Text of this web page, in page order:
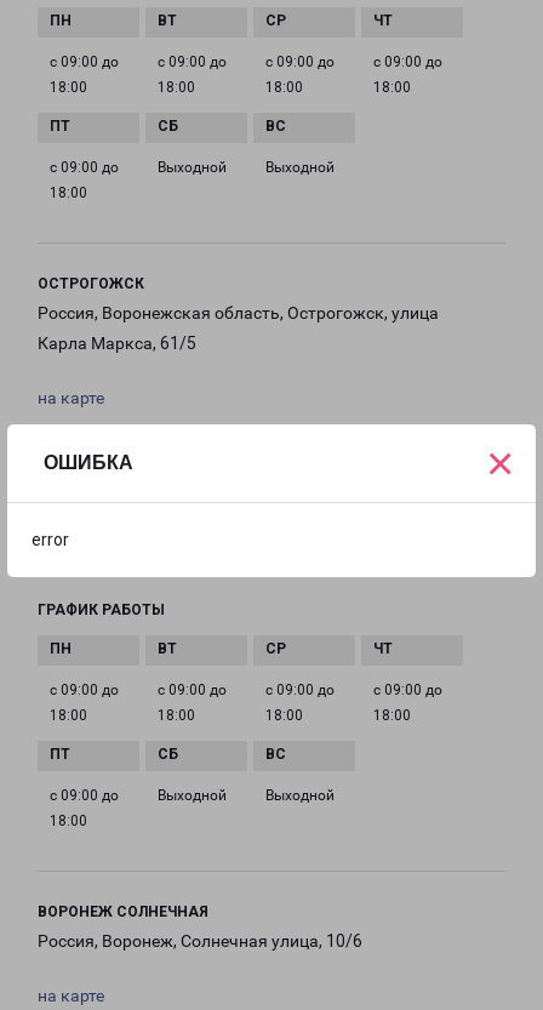
ОШИБКА
error
×
с 09:00 до
18:00
с 09:00 до
18:00
с 09:00 до
18:00
с 09:00 до
18:00
с 09:00 до
18:00
Выходной Выходной
ОСТРОГОЖСК
Россия, Воронежская область, Острогожск, улица
Карла Маркса, 61/5
на карте
ГРАФИК РАБОТЫ
с 09:00 до
18:00
с 09:00 до
18:00
с 09:00 до
18:00
с 09:00 до
18:00
с 09:00 до
18:00
Выходной Выходной
ВОРОНЕЖ СОЛНЕЧНАЯ
Россия, Воронеж, Солнечная улица, 10/6
на карте